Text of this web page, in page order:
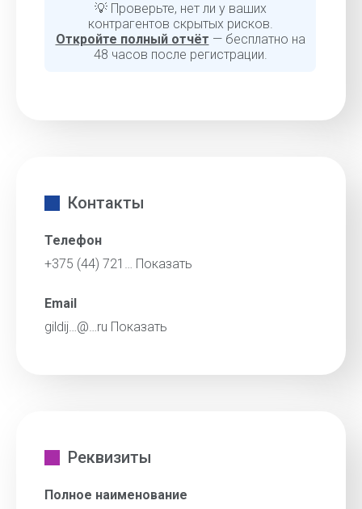
💡 Проверьте, нет ли у ваших
контрагентов скрытых рисков.
Откройте полный отчёт — бесплатно на
48 часов после регистрации.
Контакты
Телефон
+375 (44) 721… Показать
Email
gildij…@…ru Показать
Реквизиты
Полное наименование